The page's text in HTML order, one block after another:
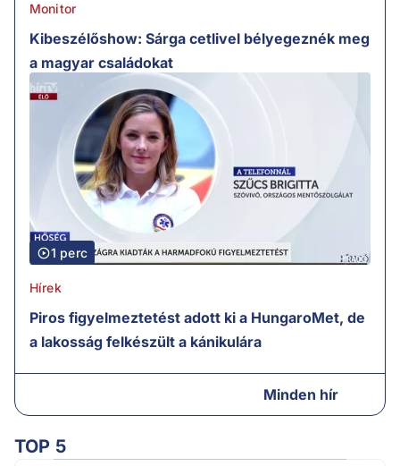
Monitor
Kibeszélőshow: Sárga cetlivel bélyegeznék meg
a magyar családokat
1 perc
Hírek
Piros figyelmeztetést adott ki a HungaroMet, de
a lakosság felkészült a kánikulára
Minden hír
TOP 5